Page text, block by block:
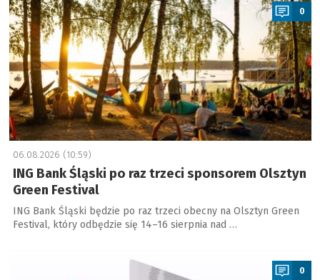
0
06.08.2026 (10:59)
ING Bank Śląski po raz trzeci sponsorem Olsztyn
Green Festival
ING Bank Śląski będzie po raz trzeci obecny na Olsztyn Green
Festival, który odbędzie się 14–16 sierpnia nad …
0